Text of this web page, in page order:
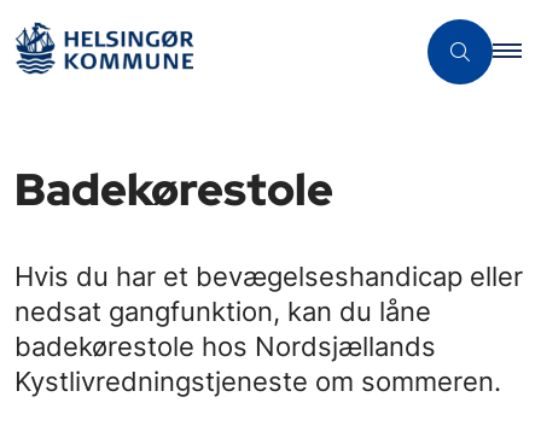
Badekørestole
Hvis du har et bevægelseshandicap eller
nedsat gangfunktion, kan du låne
badekørestole hos Nordsjællands
Kystlivredningstjeneste om sommeren.